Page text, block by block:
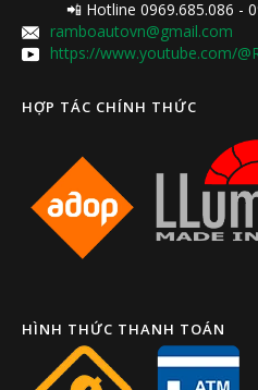
📲 Hotline 0969.685.086 -
ramboautovn@gmail.com
https://www.youtube.com/
HỢP TÁC CHÍNH THỨC
HÌNH THỨC THANH TOÁN